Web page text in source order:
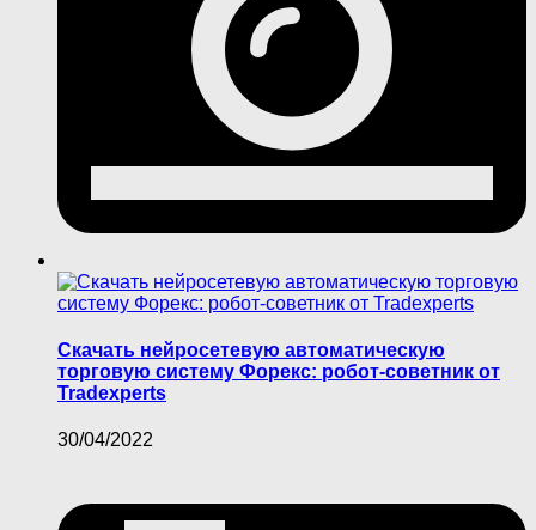
Скачать нейросетевую автоматическую
торговую систему Форекс: робот-советник от
Tradexperts
30/04/2022